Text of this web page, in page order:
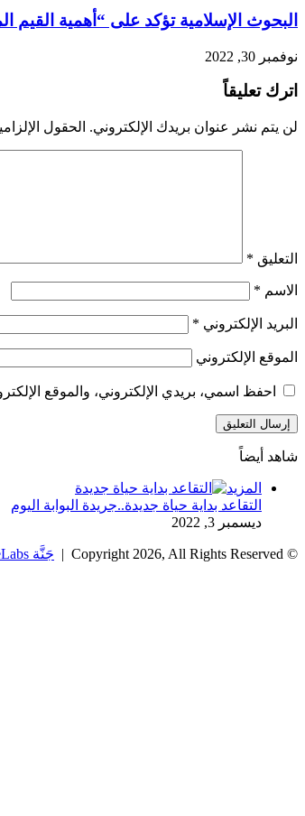
البحوث الإسلامية تؤكد على “أهمية
نوفمبر 30, 2022
اترك تعليقاً
لن يتم نشر عنوان بريدك الإلكتروني. الحقول
التعليق *
الاسم *
البريد الإلكتروني *
الموقع الإلكتروني
احفظ اسمي، بريدي الإلكتروني، والموقع
شاهد أيضاً
المزيد
التقاعد بداية حياة جديدة..جريدة البوابة اليوم
ديسمبر 3, 2022
© Copyright 2026, All Rights Reserved |
جَنَّة Theme by TieLabs